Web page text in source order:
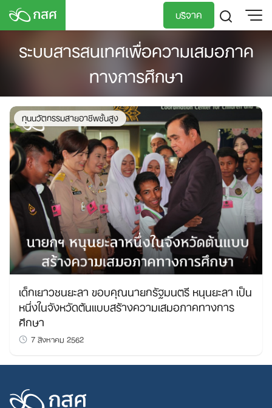
Skip
บริจาค
TH
EN
ระบบสารสนเทศเพื่อความเสมอภาค
ทางการศึกษา
ทุนนวัตกรรมสายอาชีพชั้นสูง
เด็กเยาวชนยะลา ขอบคุณนายกรัฐมนตรี หนุนยะลา เป็น
หนึ่งในจังหวัดต้นแบบสร้างความเสมอภาคทางการ
ศึกษา
7 สิงหาคม 2562